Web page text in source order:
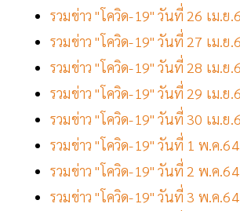
รวมข่าว "โควิด-19" วันที่ 26 เม.ย
รวมข่าว "โควิด-19" วันที่ 27 เม.ย
รวมข่าว "โควิด-19" วันที่ 28 เม.ย
รวมข่าว "โควิด-19" วันที่ 29 เม.ย
รวมข่าว "โควิด-19" วันที่ 30 เม.ย
รวมข่าว "โควิด-19" วันที่ 1 พ.ค.64
รวมข่าว "โควิด-19" วันที่ 2 พ.ค.64
รวมข่าว "โควิด-19" วันที่ 3 พ.ค.64